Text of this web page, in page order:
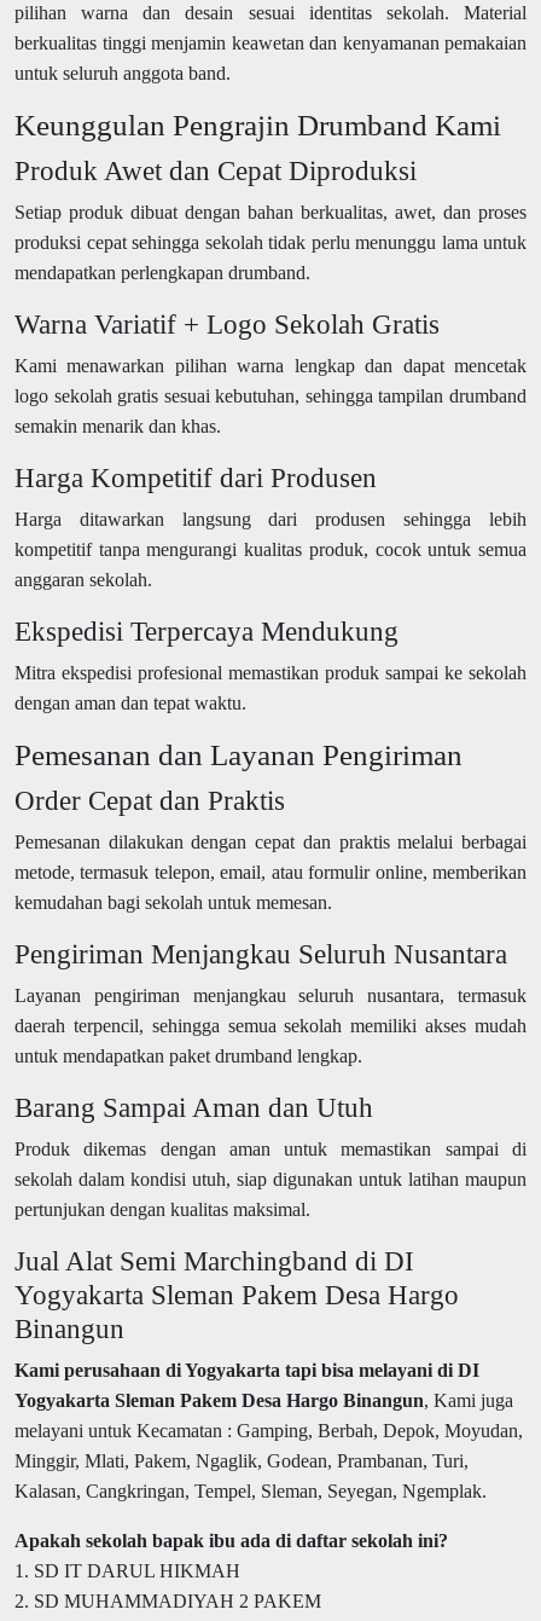
pilihan warna dan desain sesuai identitas sekolah. Material
berkualitas tinggi menjamin keawetan dan kenyamanan pemakaian
untuk seluruh anggota band.
Keunggulan Pengrajin Drumband Kami
Produk Awet dan Cepat Diproduksi
Setiap produk dibuat dengan bahan berkualitas, awet, dan proses
produksi cepat sehingga sekolah tidak perlu menunggu lama untuk
mendapatkan perlengkapan drumband.
Warna Variatif + Logo Sekolah Gratis
Kami menawarkan pilihan warna lengkap dan dapat mencetak
logo sekolah gratis sesuai kebutuhan, sehingga tampilan drumband
semakin menarik dan khas.
Harga Kompetitif dari Produsen
Harga ditawarkan langsung dari produsen sehingga lebih
kompetitif tanpa mengurangi kualitas produk, cocok untuk semua
anggaran sekolah.
Ekspedisi Terpercaya Mendukung
Mitra ekspedisi profesional memastikan produk sampai ke sekolah
dengan aman dan tepat waktu.
Pemesanan dan Layanan Pengiriman
Order Cepat dan Praktis
Pemesanan dilakukan dengan cepat dan praktis melalui berbagai
metode, termasuk telepon, email, atau formulir online, memberikan
kemudahan bagi sekolah untuk memesan.
Pengiriman Menjangkau Seluruh Nusantara
Layanan pengiriman menjangkau seluruh nusantara, termasuk
daerah terpencil, sehingga semua sekolah memiliki akses mudah
untuk mendapatkan paket drumband lengkap.
Barang Sampai Aman dan Utuh
Produk dikemas dengan aman untuk memastikan sampai di
sekolah dalam kondisi utuh, siap digunakan untuk latihan maupun
pertunjukan dengan kualitas maksimal.
Jual Alat Semi Marchingband di DI
Yogyakarta Sleman Pakem Desa Hargo
Binangun
Kami perusahaan di Yogyakarta tapi bisa melayani di DI
Yogyakarta Sleman Pakem Desa Hargo Binangun, Kami juga
melayani untuk Kecamatan : Gamping, Berbah, Depok, Moyudan,
Minggir, Mlati, Pakem, Ngaglik, Godean, Prambanan, Turi,
Kalasan, Cangkringan, Tempel, Sleman, Seyegan, Ngemplak.
Apakah sekolah bapak ibu ada di daftar sekolah ini?
1. SD IT DARUL HIKMAH
2. SD MUHAMMADIYAH 2 PAKEM